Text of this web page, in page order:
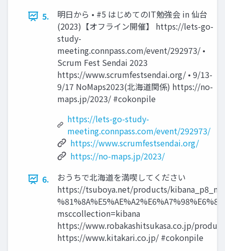
5.
明日から • #5 はじめてのIT勉強会 in 仙台
(2023)【オフライン開催】 https://lets-go-
study-
meeting.connpass.com/event/292973/ •
Scrum Fest Sendai 2023
https://www.scrumfestsendai.org/ • 9/13-
9/17 NoMaps2023(北海道関係) https://no-
maps.jp/2023/ #cokonpile
https://lets-go-study-
meeting.connpass.com/event/292973/
https://www.scrumfestsendai.org/
https://no-maps.jp/2023/
6.
おうちで北海道を満喫してください
https://tsuboya.net/products/
msccollection=kibana
https://www.robakashitsukasa.co.jp/
https://www.kitakari.co.jp/ #cokonpile